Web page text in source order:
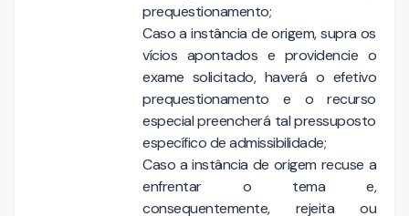
prequestionamento;
Caso a instância de origem, supra os
vícios apontados e providencie o
exame solicitado, haverá o efetivo
prequestionamento e o recurso
especial preencherá tal pressuposto
específico de admissibilidade;
Caso a instância de origem recuse a
enfrentar o tema e,
consequentemente, rejeita ou